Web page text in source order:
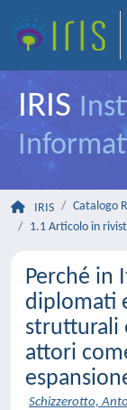
IRIS
IRIS Catalogo
1.1 Articolo in
Perché in
diplomati
strutturali
attori
Schizzerotto,